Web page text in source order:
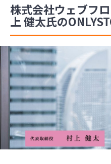
株式会社ウェブ
上 健太氏の